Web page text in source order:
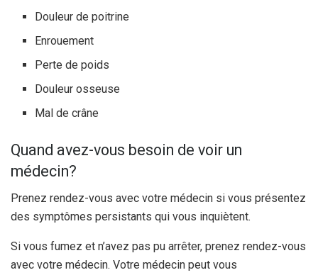
Douleur de poitrine
Enrouement
Perte de poids
Douleur osseuse
Mal de crâne
Quand avez-vous besoin de voir un
médecin?
Prenez rendez-vous avec votre médecin si vous présentez
des symptômes persistants qui vous inquiètent.
Si vous fumez et n’avez pas pu arrêter, prenez rendez-vous
avec votre médecin. Votre médecin peut vous